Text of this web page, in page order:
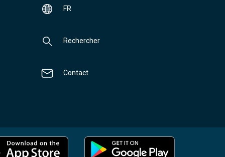
FR
Rechercher
Contact